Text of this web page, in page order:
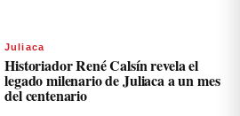
Juliaca
Historiador René Calsín revela el
legado milenario de Juliaca a un mes
del centenario